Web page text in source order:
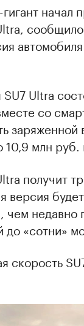
начал
Ultra
со
10,9 млн руб.
получит
версия
чем недавно
до «сотни»
скорость